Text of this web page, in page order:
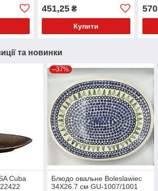
451,25₴
Купити
570
та новинки
Cuba
–37%
Блюдо овальне Boleslawiec
34X26.7 см GU-1007/1001